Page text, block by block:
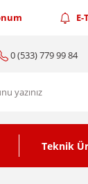
0 (533) 779 99 84
Teknik